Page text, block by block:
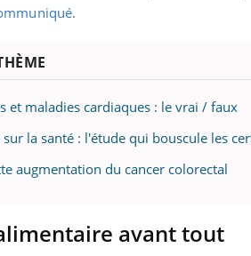
.
et maladies cardiaques : le vrai / faux
sur la santé : l'étude qui bouscule les
augmentation du cancer colorectal
avant tout